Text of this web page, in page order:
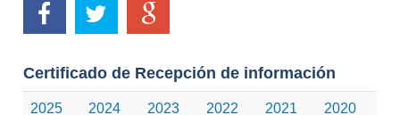
Certificado de Recepción de información
2025 2024 2023 2022 2021 2020